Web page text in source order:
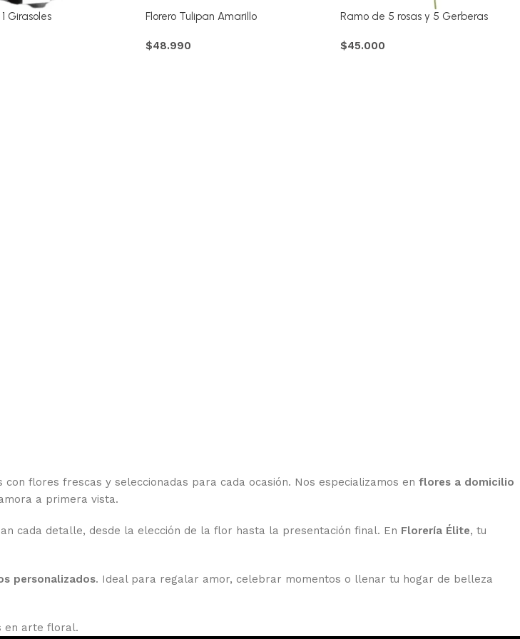
Girasoles Florero Tulipan Amarillo
$48.990
Ramo de 5 rosas y 5 Gerberas
$45.000
con flores frescas y seleccionadas para cada ocasión. Nos especializamos en flores a domicilio
a primera vista.
cada detalle, desde la elección de la flor hasta la presentación final. En Florería Élite, tu
personalizados. Ideal para regalar amor, celebrar momentos o llenar tu hogar de belleza
en arte floral.